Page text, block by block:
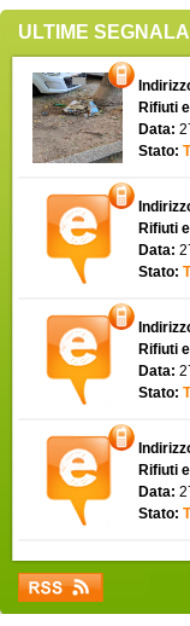
ULTIME
Rifiuti
Data:
Stato:
Rifiuti
Data:
Stato:
Rifiuti
Data:
Stato:
Rifiuti
Data:
Stato: